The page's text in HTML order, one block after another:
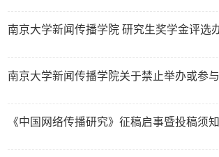
《中国网络传播研究》征稿启事暨投稿须知